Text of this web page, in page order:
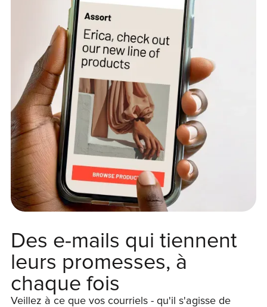
Des e-mails qui tiennent
leurs promesses, à
chaque fois
Veillez à ce que vos courriels - qu'il s'agisse de